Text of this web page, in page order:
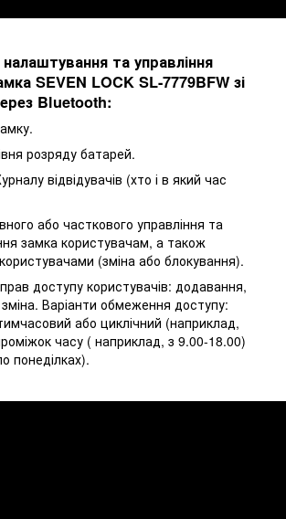
та управління
SEVEN LOCK SL-7779BFW зі
Bluetooth:
розряду батарей.
відвідувачів (хто і в який час
або часткового управління та
замка користувачам, а також
(зміна або блокування).
доступу користувачів: додавання,
Варіанти обмеження доступу:
або циклічний (наприклад,
часу ( наприклад, з 9.00-18.00)
понеділках).